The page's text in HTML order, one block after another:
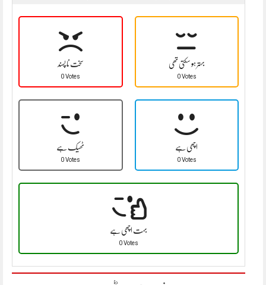
سخت نا پسند
0 Votes
بہتر ہو سکتی تھی
0 Votes
ٹھیک ہے
0 Votes
اچھی ہے
0 Votes
بہت اچھی ہے
0 Votes